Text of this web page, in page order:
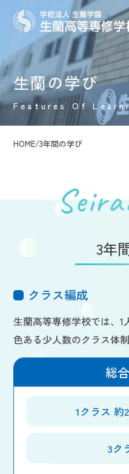
生蘭の学び
Features Of
HOME/3年間の学び
3年
クラス編成
生蘭高等専修学校では、
色ある少人数のクラス体
総
1クラス 約
3ク